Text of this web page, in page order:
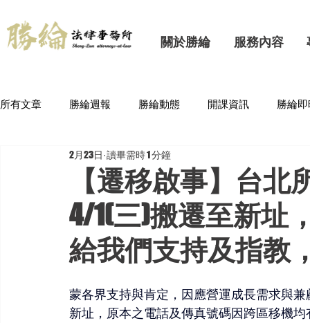
關於勝綸 服務內容
所有文章 勝綸週報 勝綸動態 開課資訊 勝綸
【遷移啟事】台
4/1(三)搬遷至新址
給我們支持及指教
2月23日 讀畢需時 1 分鐘
蒙各界支持與肯定，因應營運成長需求與
新址，原本之電話及傳真號碼因跨區移機均